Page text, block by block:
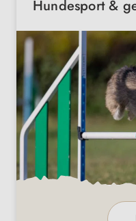
Hundesport &